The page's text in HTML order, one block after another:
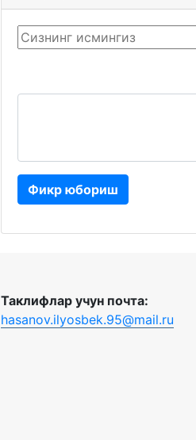
Фикр юбориш
Таклифлар учун почта:
hasanov.ilyosbek.95@mail.ru